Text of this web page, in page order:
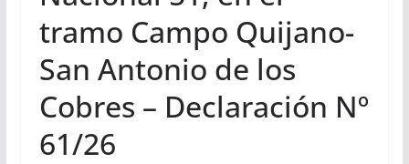
tramo Campo Quijano-
San Antonio de los
Cobres – Declaración Nº
61/26